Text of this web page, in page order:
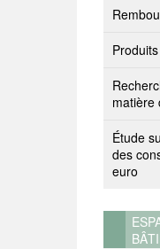
matière
Étude
des
euro